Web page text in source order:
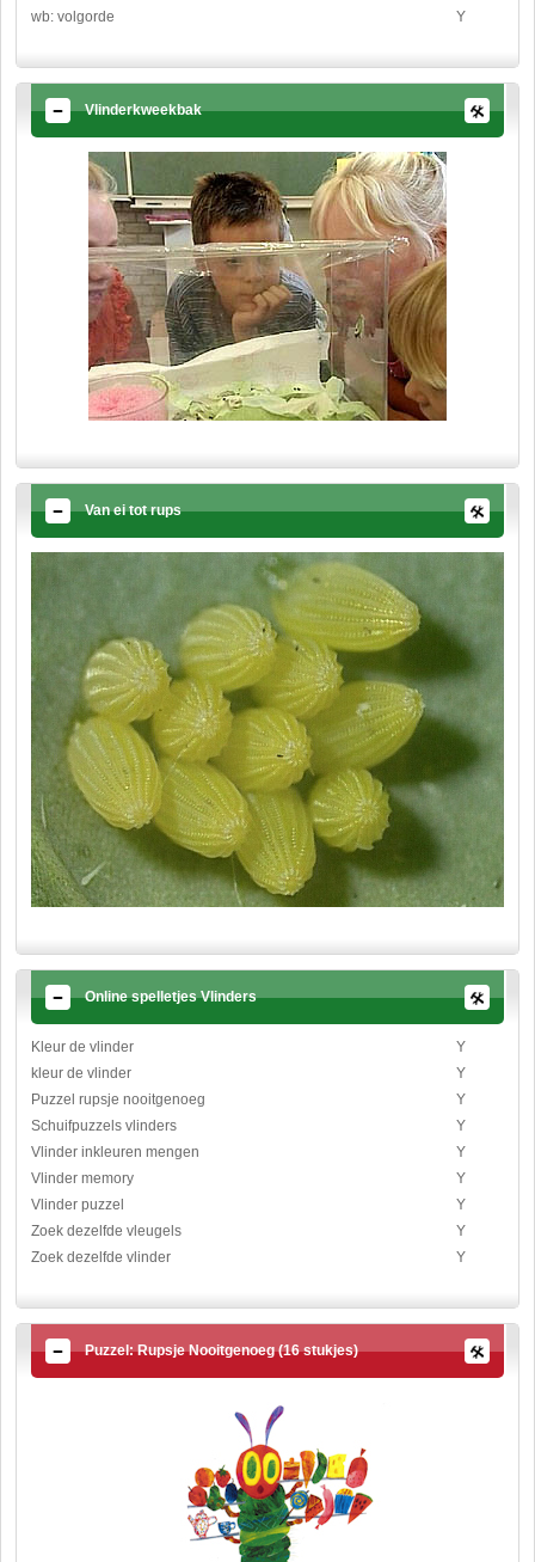
wb: volgorde
Y
Vlinderkweekbak
Van ei tot rups
Online spelletjes Vlinders
Kleur de vlinder
Y
kleur de vlinder
Y
Puzzel rupsje nooitgenoeg
Y
Schuifpuzzels vlinders
Y
Vlinder inkleuren mengen
Y
Vlinder memory
Y
Vlinder puzzel
Y
Zoek dezelfde vleugels
Y
Zoek dezelfde vlinder
Y
Puzzel: Rupsje Nooitgenoeg (16 stukjes)